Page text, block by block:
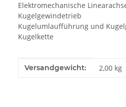
Elektromechanische
Kugelgewindetrieb
Kugelumlaufführung und
Kugelkette
Produkteigenschaft
Wert
Versandgewicht: 2,00 kg